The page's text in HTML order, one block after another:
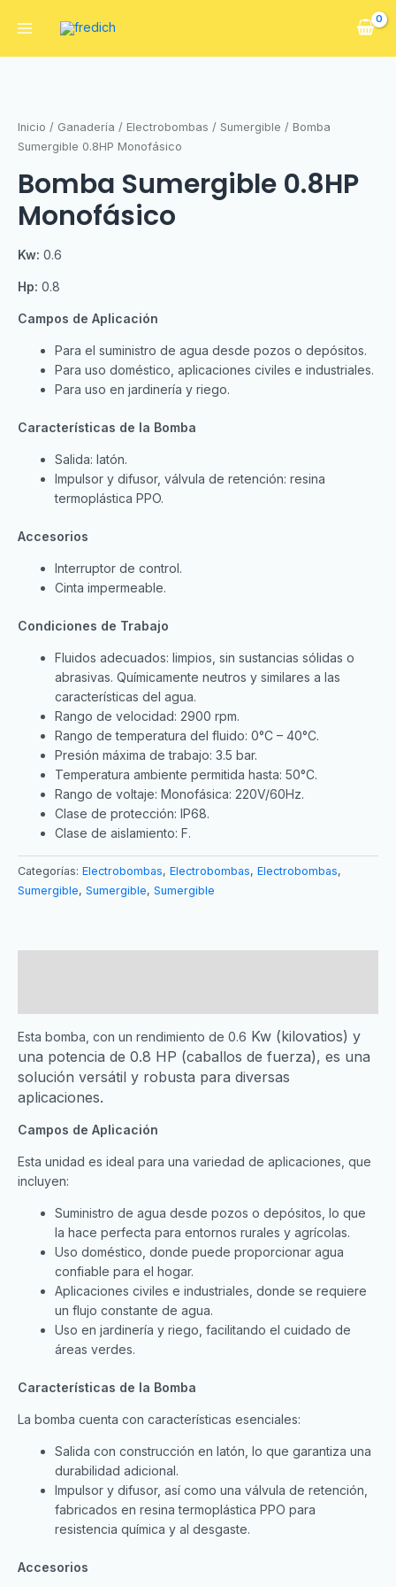
Inicio / Ganadería / Electrobombas / Sumergible / Bomba
Sumergible 0.8HP Monofásico
Bomba Sumergible 0.8HP
Monofásico
Kw: 0.6
Hp: 0.8
Campos de Aplicación
Para el suministro de agua desde pozos o depósitos.
Para uso doméstico, aplicaciones civiles e industriales.
Para uso en jardinería y riego.
Características de la Bomba
Salida: latón.
Impulsor y difusor, válvula de retención: resina
termoplástica PPO.
Accesorios
Interruptor de control.
Cinta impermeable.
Condiciones de Trabajo
Fluidos adecuados: limpios, sin sustancias sólidas o
abrasivas. Químicamente neutros y similares a las
características del agua.
Rango de velocidad: 2900 rpm.
Rango de temperatura del fluido: 0°C – 40°C.
Presión máxima de trabajo: 3.5 bar.
Temperatura ambiente permitida hasta: 50°C.
Rango de voltaje: Monofásica: 220V/60Hz.
Clase de protección: IP68.
Clase de aislamiento: F.
Categorías: Electrobombas, Electrobombas, Electrobombas,
Sumergible, Sumergible, Sumergible
Esta bomba, con un rendimiento de 0.6 Kw (kilovatios) y
una potencia de 0.8 HP (caballos de fuerza), es una
solución versátil y robusta para diversas
aplicaciones.
Campos de Aplicación
Esta unidad es ideal para una variedad de aplicaciones, que
incluyen:
Suministro de agua desde pozos o depósitos, lo que
la hace perfecta para entornos rurales y agrícolas.
Uso doméstico, donde puede proporcionar agua
confiable para el hogar.
Aplicaciones civiles e industriales, donde se requiere
un flujo constante de agua.
Uso en jardinería y riego, facilitando el cuidado de
áreas verdes.
Características de la Bomba
La bomba cuenta con características esenciales:
Salida con construcción en latón, lo que garantiza una
durabilidad adicional.
Impulsor y difusor, así como una válvula de retención,
fabricados en resina termoplástica PPO para
resistencia química y al desgaste.
Accesorios